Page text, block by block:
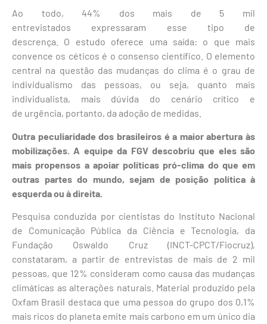
Ao todo, 44% dos mais de 5 mil
entrevistados expressaram esse tipo de
descrença. O estudo oferece uma saída: o que mais
convence os céticos é o consenso científico. O elemento
central na questão das mudanças do clima é o grau de
individualismo das pessoas, ou seja, quanto mais
individualista, mais dúvida do cenário crítico e
de urgência, portanto, da adoção de medidas.
Outra peculiaridade dos brasileiros é a maior abertura às
mobilizações. A equipe da FGV descobriu que eles são
mais propensos a apoiar políticas pró-clima do que em
outras partes do mundo, sejam de posição política à
esquerda ou à direita.
Pesquisa conduzida por cientistas do Instituto Nacional
de Comunicação Pública da Ciência e Tecnologia, da
Fundação Oswaldo Cruz (INCT-CPCT/Fiocruz),
constataram, a partir de entrevistas de mais de 2 mil
pessoas, que 12% consideram como causa das mudanças
climáticas as alterações naturais. Material produzido pela
Oxfam Brasil destaca que uma pessoa do grupo dos 0,1%
mais ricos do planeta emite mais carbono em um único dia